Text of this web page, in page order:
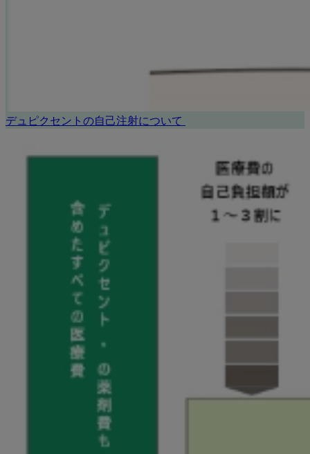
デュピクセントの自己注射について